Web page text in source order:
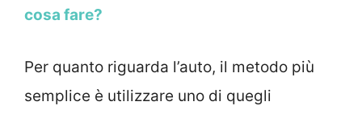
cosa fare?
Per quanto riguarda l’auto, il metodo più
semplice è utilizzare uno di quegli